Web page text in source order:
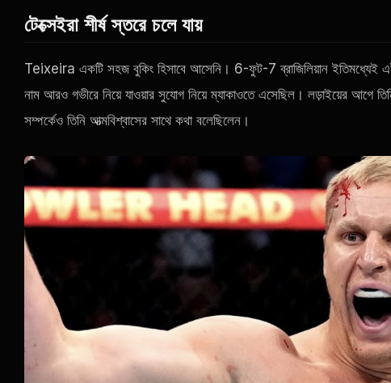
টেক্সেইরা শীর্ষ স্তরে চলে যায়
Teixeira একটি সহজ বুকিং হিসাবে আসেনি। 6-ফুট-7 ব্রাজিলিয়ান ইতিমধ্যেই
নাম আরও গভীরে নিয়ে যাওয়ার সুযোগ নিয়ে ম্যাকাওতে এসেছিল। লড়াইয়ের আগে
সম্পর্কেও তিনি আত্মবিশ্বাসের সাথে কথা বলেছিলেন।